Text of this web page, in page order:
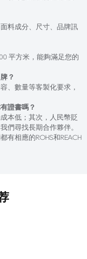
料成分、尺寸、品牌訊
平方米，能夠滿足您的
？
、數量等客製化要求，
證書嗎？
本低；其次，人民幣貶
們尋找長期合作夥伴。
有相應的ROHS和REACH